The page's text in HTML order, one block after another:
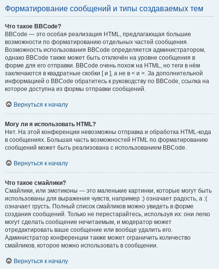
Форматирование сообщений и типы создаваемых тем
Что такое BBCode?
BBCode — это особая реализация HTML, предлагающая большие
возможности по форматированию отдельных частей сообщения.
Возможность использования BBCode определяется администратором,
однако BBCode также может быть отключён на уровне сообщения в
форме для его отправки. BBCode очень похож на HTML, но теги в нём
заключаются в квадратные скобки [ и ], а не в < и >. За дополнительной
информацией о BBCode обратитесь к руководству по BBCode, ссылка на
которое доступна из формы отправки сообщений.
Вернуться к началу
Могу ли я использовать HTML?
Нет. На этой конференции невозможны отправка и обработка HTML-кода
в сообщениях. Большая часть возможностей HTML по форматированию
сообщений может быть реализована с использованием BBCode.
Вернуться к началу
Что такое смайлики?
Смайлики, или эмотиконы — это маленькие картинки, которые могут быть
использованы для выражения чувств, например :) означает радость, а :(
означает грусть. Полный список смайликов можно увидеть в форме
создания сообщений. Только не перестарайтесь, используя их: они легко
могут сделать сообщение нечитаемым, и модератор может
отредактировать ваше сообщение или вообще удалить его.
Администратор конференции также может ограничить количество
смайликов, которое можно использовать в сообщении.
Вернуться к началу